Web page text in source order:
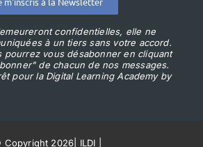
confidentielles, elle ne
à un tiers sans votre accord.
pourrez vous désabonner en cliquant
de chacun de nos messages.
pour la Digital Learning Academy by
Copyright 2026 ILDI